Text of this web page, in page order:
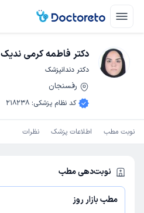
دکتر فاطمه کرمی ندیک
دکتر دندانپزشک
رفسنجان
کد نظام پزشکی:
218238
نوبت مطب اطلاعات پزشک نظرات
نوبت‌دهی مطب
مطب بازار روز